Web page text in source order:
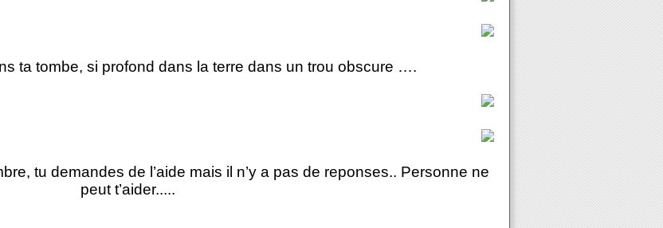
ta tombe, si profond dans la terre dans un trou obscure ….
tu demandes de l’aide mais il n’y a pas de reponses.. Personne ne
peut t’aider.....